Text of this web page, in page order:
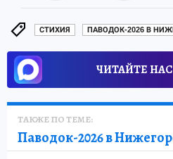
СТИХИЯ ПАВОДОК-2026 В
ЧИТАЙТЕ
ТАКЖЕ ПО ТЕМЕ:
Паводок-2026 в